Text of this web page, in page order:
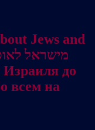
Jews and
всем на